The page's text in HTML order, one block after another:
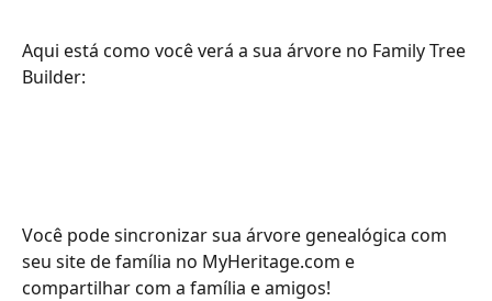
Aqui está como você verá a sua árvore no Family Tree
Builder:
Você pode sincronizar sua árvore genealógica com
seu site de família no MyHeritage.com e
compartilhar com a família e amigos!